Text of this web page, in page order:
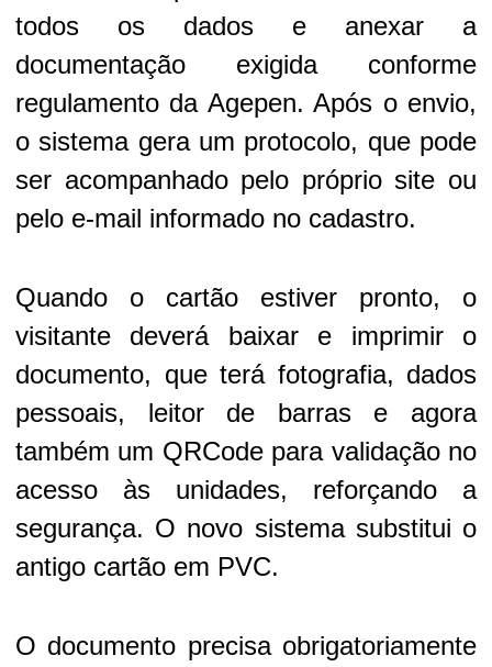
todos os dados e anexar a
documentação exigida conforme
regulamento da Agepen. Após o envio,
o sistema gera um protocolo, que pode
ser acompanhado pelo próprio site ou
pelo e-mail informado no cadastro.
Quando o cartão estiver pronto, o
visitante deverá baixar e imprimir o
documento, que terá fotografia, dados
pessoais, leitor de barras e agora
também um QRCode para validação no
acesso às unidades, reforçando a
segurança. O novo sistema substitui o
antigo cartão em PVC.
O documento precisa obrigatoriamente